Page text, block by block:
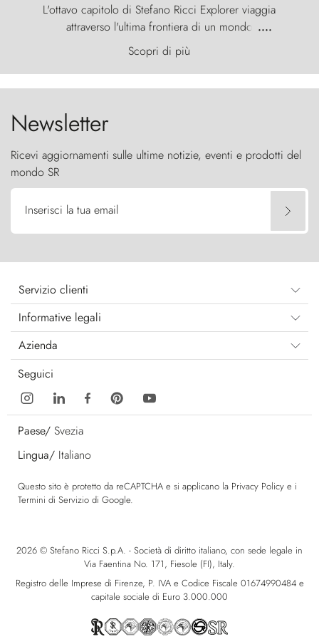
L'ottavo capitolo di Stefano Ricci Explorer viaggia
attraverso l'ultima frontiera di un mondo
primordiale, dove il vento scolpisce la natura con
furia ancestrale e le Torres del Paine sfidano il
cielo come sentinelle di pietra.
....
Scopri di più
Newsletter
Ricevi aggiornamenti sulle ultime notizie, eventi e prodotti del
mondo SR
Inserisci la tua email
Servizio clienti
Informative legali
Azienda
Seguici
Paese/ Svezia
Lingua/ Italiano
Questo sito è protetto da reCAPTCHA e si applicano la Privacy Policy e i
Termini di Servizio di Google.
2026 © Stefano Ricci S.p.A. - Società di diritto italiano, con sede legale in
Via Faentina No. 171, Fiesole (FI), Italy.
Registro delle Imprese di Firenze, P. IVA e Codice Fiscale 01674990484 e
capitale sociale di Euro 3.000.000